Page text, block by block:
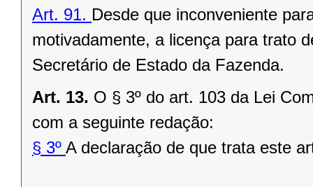
Art. 91. Desde que inconveniente
motivadamente, a licença para trato
Secretário de Estado da Fazenda.
Art. 13. O § 3º do art. 103 da Lei
com a seguinte redação:
§ 3º A declaração de que trata este